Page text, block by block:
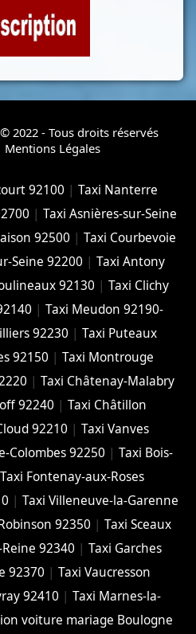
2022 - Tous droits réservés
Mentions Légales
92100 |Taxi Nanterre
| Taxi Asnières-sur-Seine
92500 |Taxi Courbevoie
Seine 92200 |Taxi Antony
92130 |Taxi Clichy
|Taxi Meudon 92190-
92230 | Taxi Puteaux
92150 | Taxi Montrouge
| Taxi Châtenay-Malabry
92240 | Taxi Châtillon
92210 | Taxi Vanves
Colombes 92250 | Taxi Bois-
Taxi Fontenay-aux-Roses
| Taxi Villeneuve-la-Garenne
92350 | Taxi Sceaux
92340 | Taxi Garches
92370 |Taxi Vaucresson
92410 | Taxi Marnes-la-
voiture mariage Boulogne